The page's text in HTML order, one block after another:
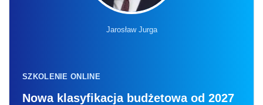
Jarosław Jurga
SZKOLENIE ONLINE
Nowa klasyfikacja budżetowa od 2027